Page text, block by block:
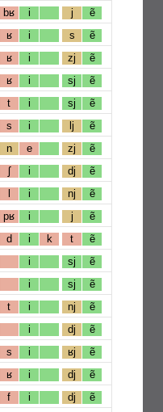
bʁ i j ẽ
ʁ i s ẽ
ʁ i zj ẽ
ʁ i sj ẽ
t i sj ẽ
s i lj ẽ
n e zj ẽ
ʃ i dj ẽ
l i nj ẽ
pʁ i j ẽ
d i k t ẽ
i sj ẽ
i sj ẽ
t i nj ẽ
i dj ẽ
s i ʁj ẽ
ʁ i dj ẽ
f i dj ẽ